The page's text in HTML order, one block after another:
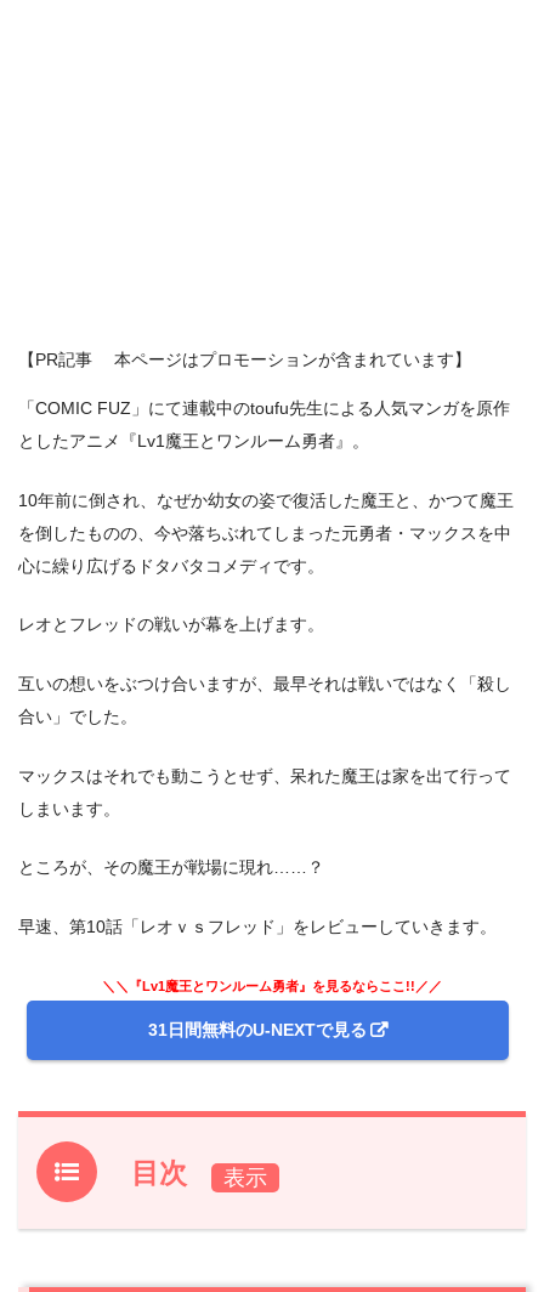
【PR記事 本ページはプロモーションが含まれています】
「COMIC FUZ」にて連載中のtoufu先生による人気マンガを原作
としたアニメ『Lv1魔王とワンルーム勇者』。
10年前に倒され、なぜか幼女の姿で復活した魔王と、かつて魔王
を倒したものの、今や落ちぶれてしまった元勇者・マックスを中
心に繰り広げるドタバタコメディです。
レオとフレッドの戦いが幕を上げます。
互いの想いをぶつけ合いますが、最早それは戦いではなく「殺し
合い」でした。
マックスはそれでも動こうとせず、呆れた魔王は家を出て行って
しまいます。
ところが、その魔王が戦場に現れ……？
早速、第10話「レオｖｓフレッド」をレビューしていきます。
＼＼『Lv1魔王とワンルーム勇者』を見るならここ!!／／
31日間無料のU-NEXTで見る
目次
1.アニメ『Lv1魔王とワンルーム勇者』前回第9話あらすじ